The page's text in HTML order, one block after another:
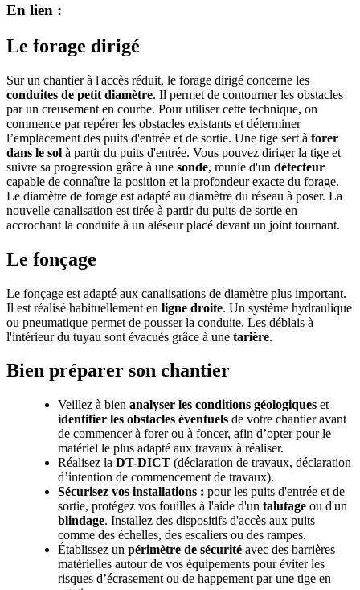
En lien :
Le forage dirigé
Sur un chantier à l'accès réduit, le forage dirigé concerne les
conduites de petit diamètre. Il permet de contourner les obstacles
par un creusement en courbe. Pour utiliser cette technique, on
commence par repérer les obstacles existants et déterminer
l’emplacement des puits d'entrée et de sortie. Une tige sert à forer
dans le sol à partir du puits d'entrée. Vous pouvez diriger la tige et
suivre sa progression grâce à une sonde, munie d'un détecteur
capable de connaître la position et la profondeur exacte du forage.
Le diamètre de forage est adapté au diamètre du réseau à poser. La
nouvelle canalisation est tirée à partir du puits de sortie en
accrochant la conduite à un aléseur placé devant un joint tournant.
Le fonçage
Le fonçage est adapté aux canalisations de diamètre plus important.
Il est réalisé habituellement en ligne droite. Un système hydraulique
ou pneumatique permet de pousser la conduite. Les déblais à
l'intérieur du tuyau sont évacués grâce à une tarière.
Bien préparer son chantier
Veillez à bien analyser les conditions géologiques et
identifier les obstacles éventuels de votre chantier avant
de commencer à forer ou à foncer, afin d’opter pour le
matériel le plus adapté aux travaux à réaliser.
Réalisez la DT-DICT (déclaration de travaux, déclaration
d’intention de commencement de travaux).
Sécurisez vos installations : pour les puits d'entrée et de
sortie, protégez vos fouilles à l'aide d'un talutage ou d'un
blindage. Installez des dispositifs d'accès aux puits
comme des échelles, des escaliers ou des rampes.
Établissez un périmètre de sécurité avec des barrières
matérielles autour de vos équipements pour éviter les
risques d’écrasement ou de happement par une tige en